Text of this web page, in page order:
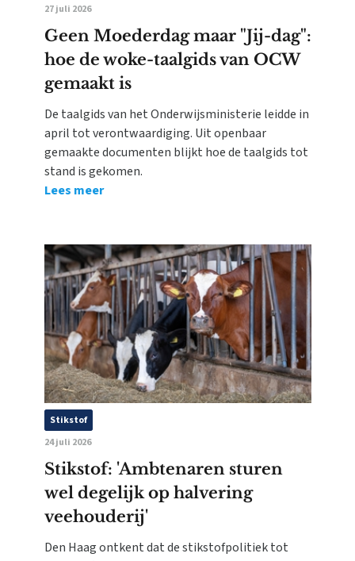
27 juli 2026
Geen Moederdag maar "Jij-dag":
hoe de woke-taalgids van OCW
gemaakt is
De taalgids van het Onderwijsministerie leidde in
april tot verontwaardiging. Uit openbaar
gemaakte documenten blijkt hoe de taalgids tot
stand is gekomen.
Lees meer
Stikstof
24 juli 2026
Stikstof: 'Ambtenaren sturen
wel degelijk op halvering
veehouderij'
Den Haag ontkent dat de stikstofpolitiek tot